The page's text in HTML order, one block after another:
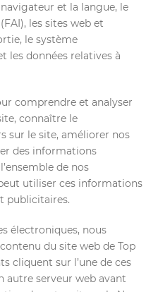
et la langue, le
les sites web et
le système
les données relatives à
comprendre et analyser
connaître le
sur le site, améliorer nos
des informations
de nos
utiliser ces informations
publicitaires.
électroniques, nous
du site web de Top
cliquent sur l’une de ces
autre serveur web avant